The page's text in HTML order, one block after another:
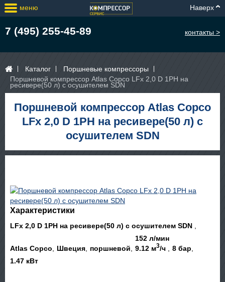
меню Наверх
7 (495) 255-45-89 контакты >
Каталог
Поршневые компрессоры
Поршневой компрессор Atlas Copco LFx 2,0 D 1PH на
ресивере(50 л) с осушителем SDN
Поршневой компрессор Atlas Copco
LFx 2,0 D 1PH на ресивере(50 л) с
осушителем SDN
Характеристики
LFx 2,0 D 1PH на ресивере(50 л) с осушителем SDN
Atlas Copco Швеция поршневой
152 л/мин
9.12 м3/ч
8 бар
1.47 кВт